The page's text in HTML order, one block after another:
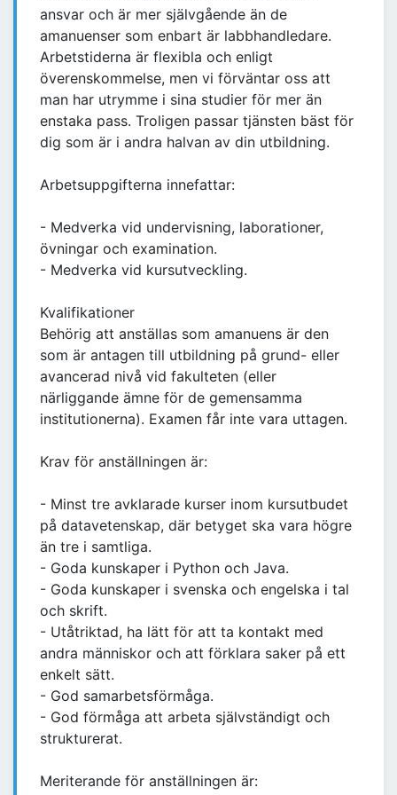
ansvar och är mer självgående än de
amanuenser som enbart är labbhandledare.
Arbetstiderna är flexibla och enligt
överenskommelse, men vi förväntar oss att
man har utrymme i sina studier för mer än
enstaka pass. Troligen passar tjänsten bäst för
dig som är i andra halvan av din utbildning.
Arbetsuppgifterna innefattar:
- Medverka vid undervisning, laborationer,
övningar och examination.
- Medverka vid kursutveckling.
Kvalifikationer
Behörig att anställas som amanuens är den
som är antagen till utbildning på grund- eller
avancerad nivå vid fakulteten (eller
närliggande ämne för de gemensamma
institutionerna). Examen får inte vara uttagen.
Krav för anställningen är:
- Minst tre avklarade kurser inom kursutbudet
på datavetenskap, där betyget ska vara högre
än tre i samtliga.
- Goda kunskaper i Python och Java.
- Goda kunskaper i svenska och engelska i tal
och skrift.
- Utåtriktad, ha lätt för att ta kontakt med
andra människor och att förklara saker på ett
enkelt sätt.
- God samarbetsförmåga.
- God förmåga att arbeta självständigt och
strukturerat.
Meriterande för anställningen är: